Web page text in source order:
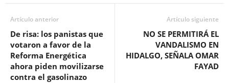
Artículo anterior
De risa: los panistas que
votaron a favor de la
Reforma Energética
ahora piden movilizarse
contra el gasolinazo
Artículo siguiente
NO SE PERMITIRÁ EL
VANDALISMO EN
HIDALGO, SEÑALA OMAR
FAYAD